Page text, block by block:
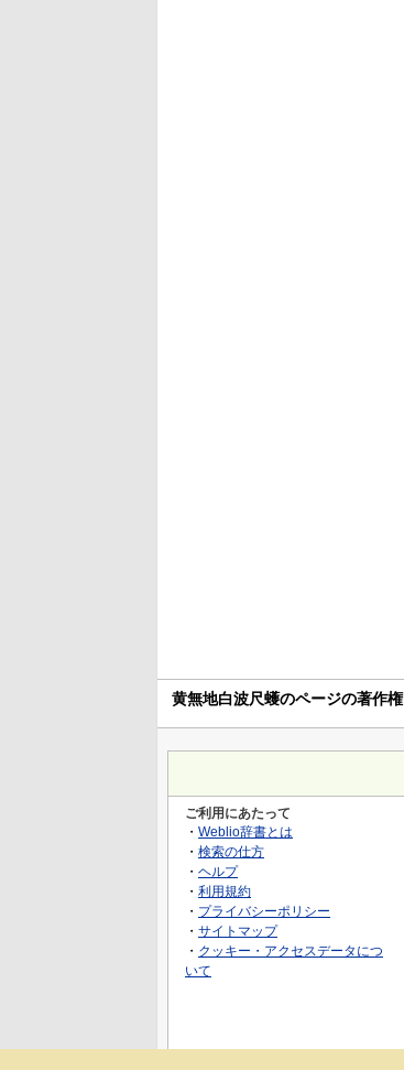
黄無地白波尺蠖のページの著作権
ご利用にあたって
・ Weblio辞書とは
・ 検索の仕方
・ ヘルプ
・ 利用規約
・ プライバシーポリシー
・ サイトマップ
・ クッキー・アクセスデータにつ
いて